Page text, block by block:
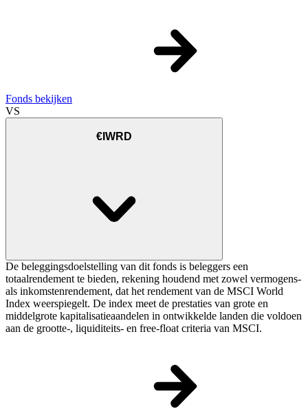
Fonds bekijken
VS
€IWRD
De beleggingsdoelstelling van dit fonds is beleggers een
totaalrendement te bieden, rekening houdend met zowel vermogens-
als inkomstenrendement, dat het rendement van de MSCI World
Index weerspiegelt. De index meet de prestaties van grote en
middelgrote kapitalisatieaandelen in ontwikkelde landen die voldoen
aan de grootte-, liquiditeits- en free-float criteria van MSCI.